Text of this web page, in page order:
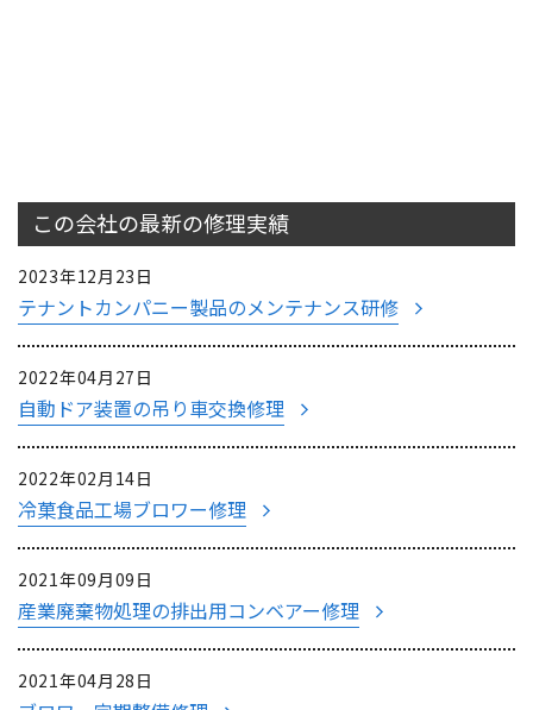
この会社の最新の修理実績
2023年12月23日
テナントカンパニー製品のメンテナンス研修
2022年04月27日
自動ドア装置の吊り車交換修理
2022年02月14日
冷菓食品工場ブロワー修理
2021年09月09日
産業廃棄物処理の排出用コンベアー修理
2021年04月28日